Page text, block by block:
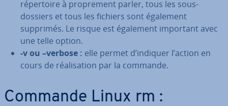
ré­per­toire à pro­pre­ment parler, tous les sous-
dossiers et tous les fichiers sont également
supprimés. Le risque est également important avec
une telle option.
-v ou –verbose : elle permet d’indiquer l’action en
cours de réa­li­sa­tion par la commande.
Commande Linux rm :